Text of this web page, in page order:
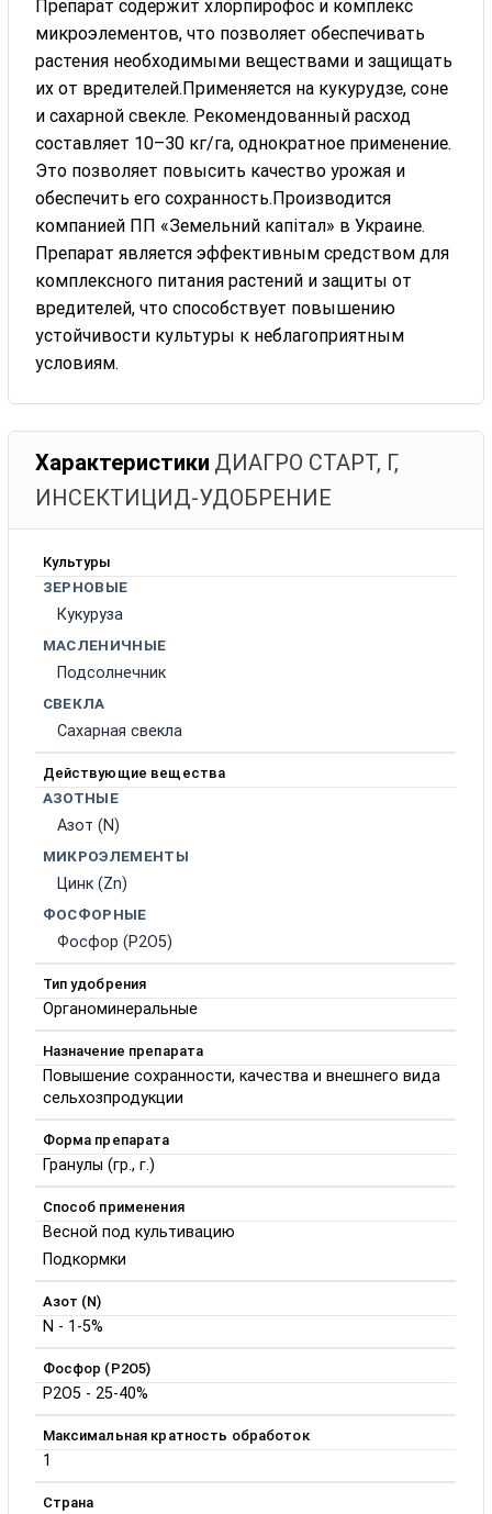
Препарат содержит хлорпирофос и комплекс
микроэлементов, что позволяет обеспечивать
растения необходимыми веществами и защищать
их от вредителей.Применяется на кукурудзе, соне
и сахарной свекле. Рекомендованный расход
составляет 10–30 кг/га, однократное применение.
Это позволяет повысить качество урожая и
обеспечить его сохранность.Производится
компанией ПП «Земельний капітал» в Украине.
Препарат является эффективным средством для
комплексного питания растений и защиты от
вредителей, что способствует повышению
устойчивости культуры к неблагоприятным
условиям.
Характеристики ДИАГРО СТАРТ, Г,
ИНСЕКТИЦИД-УДОБРЕНИЕ
Культуры
ЗЕРНОВЫЕ
Кукуруза
МАСЛЕНИЧНЫЕ
Подсолнечник
СВЕКЛА
Сахарная свекла
Действующие вещества
АЗОТНЫЕ
Азот (N)
МИКРОЭЛЕМЕНТЫ
Цинк (Zn)
ФОСФОРНЫЕ
Фосфор (P2O5)
Тип удобрения
Органоминеральные
Назначение препарата
Повышение сохранности, качества и внешнего вида
сельхозпродукции
Форма препарата
Гранулы (гр., г.)
Способ применения
Весной под культивацию
Подкормки
Азот (N)
N - 1-5%
Фосфор (P2O5)
P2O5 - 25-40%
Максимальная кратность обработок
1
Страна